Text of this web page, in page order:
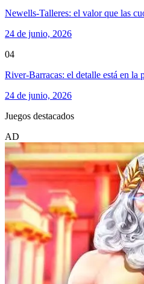
Newells-Talleres: el valor que las
24 de junio, 2026
04
River-Barracas: el detalle está en la
24 de junio, 2026
Juegos destacados
AD